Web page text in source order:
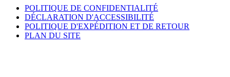
POLITIQUE DE CONFIDENTIALITÉ
DÉCLARATION D'ACCESSIBILITÉ
POLITIQUE D'EXPÉDITION ET DE RETOUR
PLAN DU SITE